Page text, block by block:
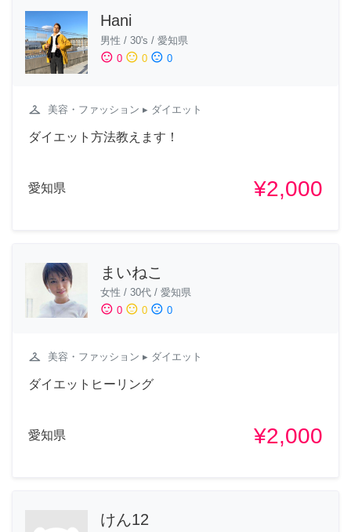
Hani
男性 / 30's / 愛知県
sentiment_satisfied 0 sentiment_neutral 0 sentiment_dissatisfied 0
checkroom 美容・ファッション ▸ ダイエット
ダイエット方法教えます！
愛知県 ¥2,000
まいねこ
女性 / 30代 / 愛知県
sentiment_satisfied 0 sentiment_neutral 0 sentiment_dissatisfied 0
checkroom 美容・ファッション ▸ ダイエット
ダイエットヒーリング
愛知県 ¥2,000
けん12